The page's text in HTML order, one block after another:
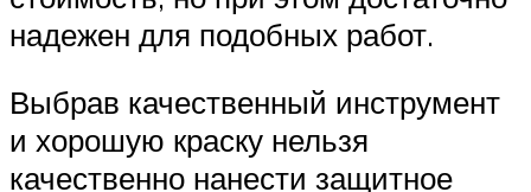
надежен для подобных работ.
Выбрав качественный инструмент
и хорошую краску нельзя
качественно нанести защитное